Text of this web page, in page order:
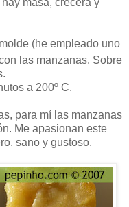
masa, crecerá y
(he empleado uno
las manzanas. Sobre
a 200º C.
para mí las manzanas
Me apasionan este
sano y gustoso.